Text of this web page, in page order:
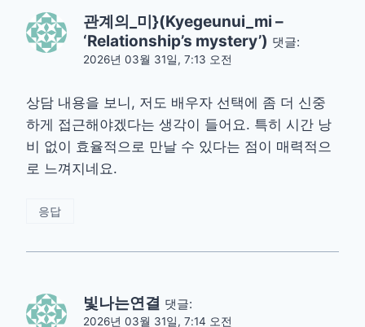
관계의_미}(Kyegeunui_mi –
‘Relationship’s mystery’) 댓글:
2026년 03월 31일, 7:13 오전
상담 내용을 보니, 저도 배우자 선택에 좀 더 신중
하게 접근해야겠다는 생각이 들어요. 특히 시간 낭
비 없이 효율적으로 만날 수 있다는 점이 매력적으
로 느껴지네요.
응답
빛나는연결 댓글:
2026년 03월 31일, 7:14 오전